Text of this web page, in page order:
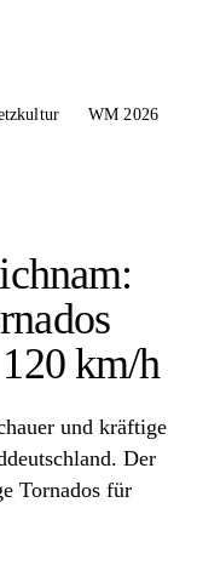
WM 2026
km/h
und kräftige
Der
Tornados für